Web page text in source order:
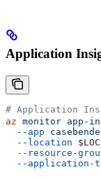
Application
# Application
az monitor app-
  --app
  --location
--resource-
--application-